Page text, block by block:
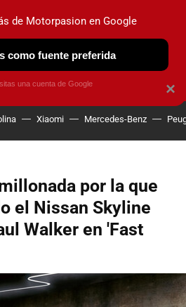
OBSERVATORIO
Xiaomi Mercedes-Benz
por la que
el Nissan Skyline
Walker en 'Fast
×
de Motorpasion en Google
como fuente preferida
una cuenta de Google